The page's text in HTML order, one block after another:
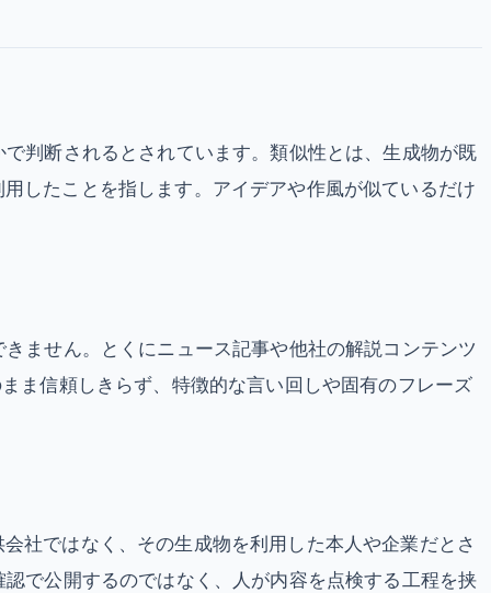
判断されるとされています。類似性とは、生成物が既
したことを指します。アイデアや作風が似ているだけ
ません。とくにニュース記事や他社の解説コンテンツ
ま信頼しきらず、特徴的な言い回しや固有のフレーズ
社ではなく、その生成物を利用した本人や企業だとさ
で公開するのではなく、人が内容を点検する工程を挟